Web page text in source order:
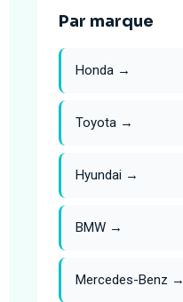
Par marque
Honda →
Toyota →
Hyundai →
BMW →
Mercedes-Benz →